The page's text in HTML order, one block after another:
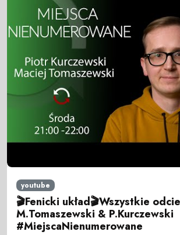
youtube
🎬Fenicki układ🎬Wszystkie
M.Tomaszewski & P.Kurczewski
#MiejscaNienumerowane